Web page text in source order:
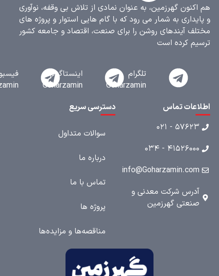
گهرزمین، به عنوان نمادی از تلاش بی وقفه، نوآوری
به شمار می رود که با گام هایی استوار و پروژه های
آیندهای روشن را برای صنعت، اقتصاد و جامعه کشور
کرده است
Goharzamin
اینستاگرام
Goharzamin
فیسبوک
Goharzamin
تماس
- ۰۲۱
- ۰۳۴
شرکت معدنی و
گهرزمین
دسترسی سریع
سوالات متداول
درباره ما
تماس با ما
پروژه ها
مناقصه‌ها و مزایده‌ها